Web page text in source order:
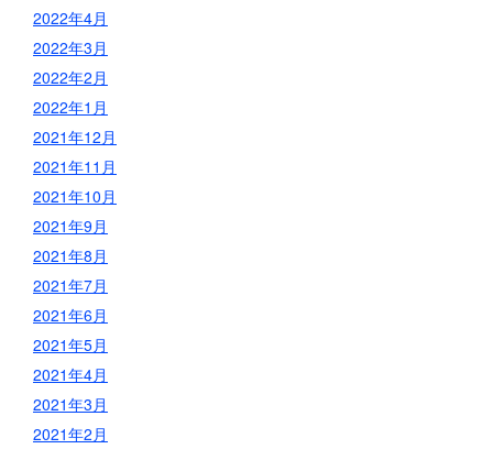
2022年4月
2022年3月
2022年2月
2022年1月
2021年12月
2021年11月
2021年10月
2021年9月
2021年8月
2021年7月
2021年6月
2021年5月
2021年4月
2021年3月
2021年2月